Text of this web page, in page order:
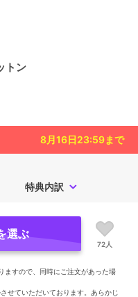
トン
8月16日23:59まで
特典内訳
選ぶ
72人
ますので、同時にご注文があった場
せていただいております。あらかじ